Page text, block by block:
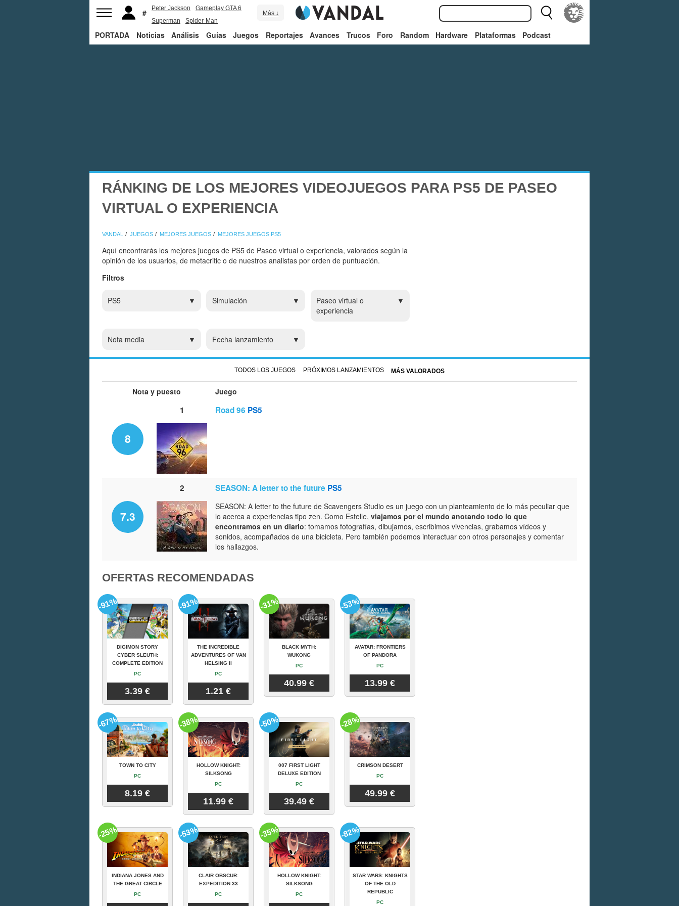
Peter Jackson
Gameplay GTA 6
Superman
Spider-Man
Más ↓
PORTADA Noticias Análisis Guías Juegos Reportajes Avances Trucos Foro Random Hardware Plataformas Podcast
RÁNKING DE LOS MEJORES VIDEOJUEGOS PARA PS5 DE PASEO
VIRTUAL O EXPERIENCIA
VANDAL JUEGOS MEJORES JUEGOS MEJORES JUEGOS PS5
Aquí encontrarás los mejores juegos de PS5 de Paseo virtual o experiencia, valorados según la
opinión de los usuarios, de metacritic o de nuestros analistas por orden de puntuación.
Filtros
PS5 Simulación
Paseo virtual o
experiencia
Nota media Fecha lanzamiento
TODOS LOS JUEGOS PRÓXIMOS LANZAMIENTOS MÁS VALORADOS
Nota y puesto Juego
1 Road 96 PS5
8
2 SEASON: A letter to the future PS5
7.3
SEASON: A letter to the future de Scavengers Studio es un juego con un planteamiento de lo más peculiar que
lo acerca a experiencias tipo zen. Como Estelle, viajamos por el mundo anotando todo lo que
encontramos en un diario: tomamos fotografías, dibujamos, escribimos vivencias, grabamos vídeos y
sonidos, acompañados de una bicicleta. Pero también podemos interactuar con otros personajes y comentar
los hallazgos.
OFERTAS RECOMENDADAS
DIGIMON STORY
CYBER SLEUTH:
COMPLETE EDITION
PC
3.39 €
-91%
THE INCREDIBLE
ADVENTURES OF VAN
HELSING II
PC
1.21 €
-91%
BLACK MYTH:
WUKONG
PC
40.99 €
-31%
AVATAR: FRONTIERS
OF PANDORA
PC
13.99 €
-53%
TOWN TO CITY
PC
8.19 €
-67%
HOLLOW KNIGHT:
SILKSONG
PC
11.99 €
-38%
007 FIRST LIGHT
DELUXE EDITION
PC
39.49 €
-50%
CRIMSON DESERT
PC
49.99 €
-28%
INDIANA JONES AND
THE GREAT CIRCLE
PC
-25%
CLAIR OBSCUR:
EXPEDITION 33
PC
-53%
HOLLOW KNIGHT:
SILKSONG
PC
-35%
STAR WARS: KNIGHTS
OF THE OLD
REPUBLIC
PC
-82%